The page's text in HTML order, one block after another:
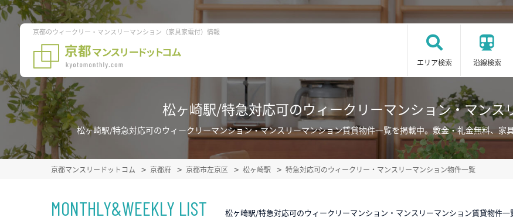
京都のウィークリー・マンスリーマンション（家具家電付）情報
エリア検索 沿線検索
松ヶ崎駅/特急対応可のウィークリーマンション・マンス
松ヶ崎駅/特急対応可のウィークリーマンション・マンスリーマンション賃貸物件一覧を掲載中。敷金・礼金無料、家
京都マンスリードットコム 京都府 京都市左京区 松ヶ崎駅 特急対応可のウィークリー・マンスリーマンション物件一覧
MONTHLY&WEEKLY LIST 松ヶ崎駅/特急対応可のウィークリーマンション・マンスリーマンション賃貸物件一